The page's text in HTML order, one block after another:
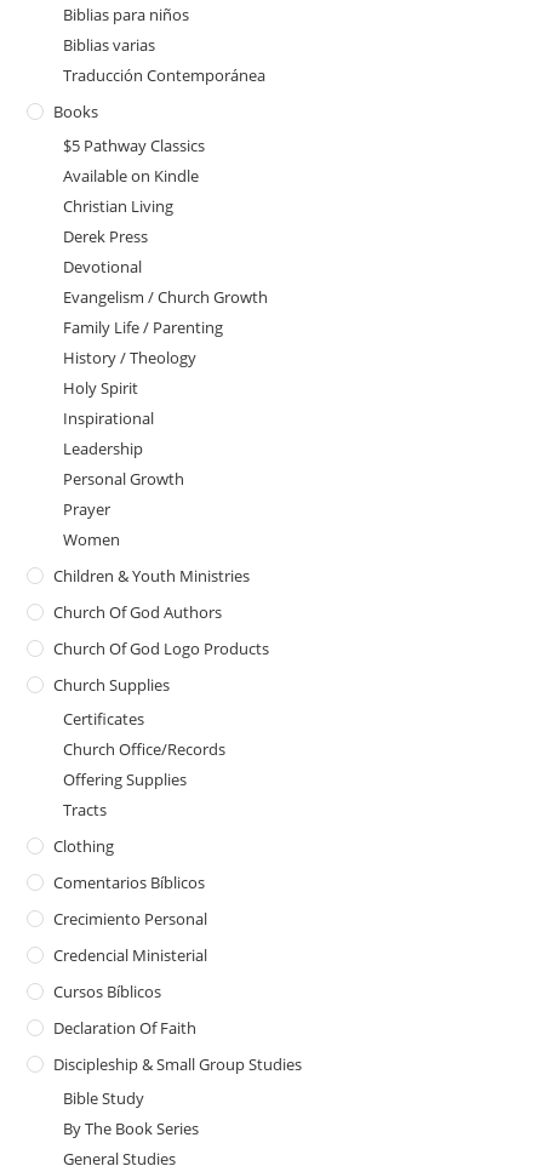
Biblias para niños
Biblias varias
Traducción Contemporánea
Books
$5 Pathway Classics
Available on Kindle
Christian Living
Derek Press
Devotional
Evangelism / Church Growth
Family Life / Parenting
History / Theology
Holy Spirit
Inspirational
Leadership
Personal Growth
Prayer
Women
Children & Youth Ministries
Church Of God Authors
Church Of God Logo Products
Church Supplies
Certificates
Church Office/Records
Offering Supplies
Tracts
Clothing
Comentarios Bíblicos
Crecimiento Personal
Credencial Ministerial
Cursos Bíblicos
Declaration Of Faith
Discipleship & Small Group Studies
Bible Study
By The Book Series
General Studies